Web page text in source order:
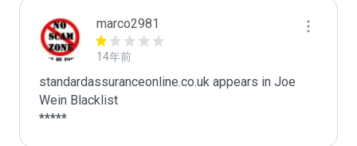
marco2981
14年前
standardassuranceonline.co.uk appears in Joe
Wein Blacklist
*****